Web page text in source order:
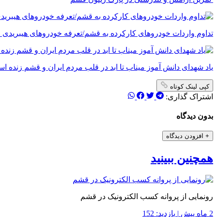
تداوم واردات خودروهای کارکرده به قشم/تعرفه خودروهای هیبریدی ۵ درصد شد
یاد شهدای دانش آموز میناب تا ابد در قلب مردم ایران و قشم زنده
کپی لینک کوتاه
اشتراک گذاری:
بدون دیدگاه
+ افزودن دیدگاه
همچنین ببینید
رونمایی از پروانه کسب الکترونیک در قشم
2 ماه پیش | بازدید: 152